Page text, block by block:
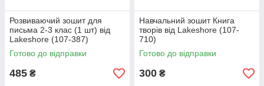
Розвиваючий зошит для
письма 2-3 клас (1 шт) від
Lakeshore (107-387)
Готово до відправки
485 ₴
Навчальний зошит Книга
творів від Lakeshore (107-
710)
Готово до відправки
300 ₴